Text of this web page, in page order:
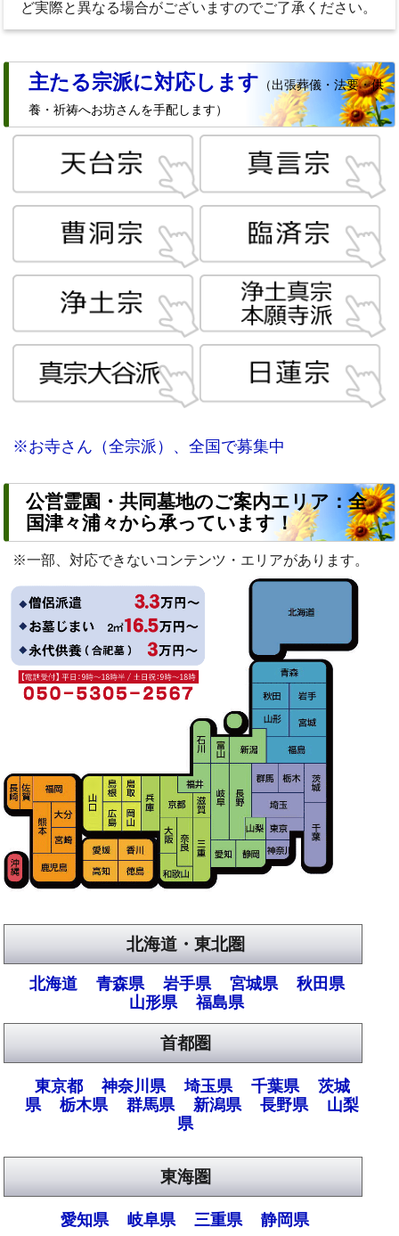
ど実際と異なる場合がございますのでご了承ください。
主たる宗派に対応します （出張葬儀・法要・供
養・祈祷へお坊さんを手配します）
※お寺さん（全宗派）、全国で募集中
公営霊園・共同墓地のご案内エリア：全
国津々浦々から承っています！
※一部、対応できないコンテンツ・エリアがあります。
北海道・東北圏
北海道 青森県 岩手県 宮城県
秋田県
山形県
福島県
首都圏
東京都 神奈川県 埼玉県 千葉県
茨城
県
栃木県 群馬県 新潟県 長野県
山梨
県
東海圏
愛知県 岐阜県 三重県 静岡県